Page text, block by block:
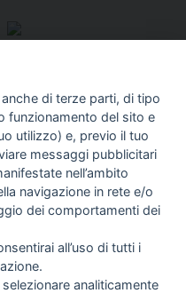
Vedi tutti
di terze parti, di tipo
funzionamento del sito e
utilizzo) e, previo il tuo
messaggi pubblicitari
nell’ambito
navigazione in rete e/o
dei comportamenti dei
all’uso di tutti i
analiticamente